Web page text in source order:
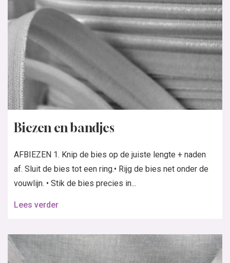
Biezen en bandjes
AFBIEZEN 1. Knip de bies op de juiste lengte + naden
af. Sluit de bies tot een ring.• Rijg de bies net onder de
vouwlijn. • Stik de bies precies in...
Lees verder